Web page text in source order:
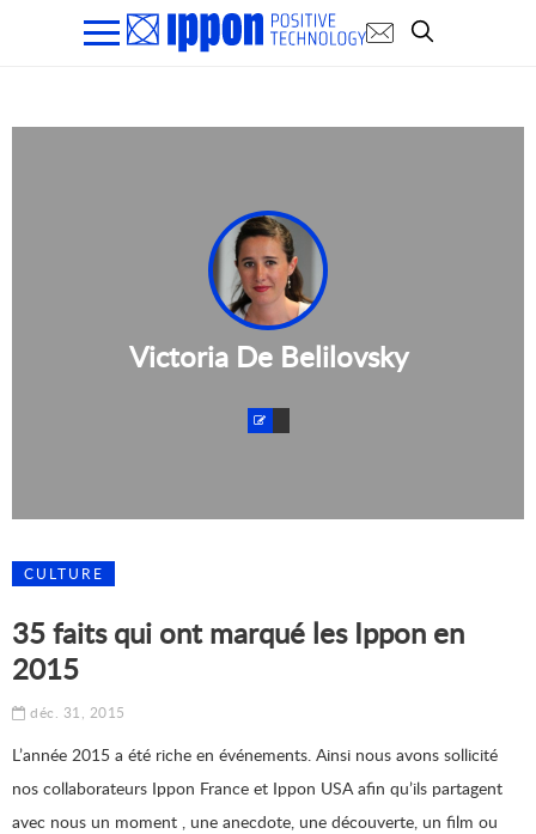
Victoria De Belilovsky
CULTURE
35 faits qui ont marqué les Ippon en
2015
déc. 31, 2015
L’année 2015 a été riche en événements. Ainsi nous avons sollicité
nos collaborateurs Ippon France et Ippon USA afin qu’ils partagent
avec nous un moment , une anecdote, une découverte, un film ou